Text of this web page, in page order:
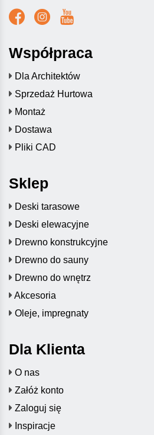
Współpraca
Dla Architektów
Sprzedaż Hurtowa
Montaż
Dostawa
Pliki CAD
Sklep
Deski tarasowe
Deski elewacyjne
Drewno konstrukcyjne
Drewno do sauny
Drewno do wnętrz
Akcesoria
Oleje, impregnaty
Dla Klienta
O nas
Załóż konto
Zaloguj się
Inspiracje